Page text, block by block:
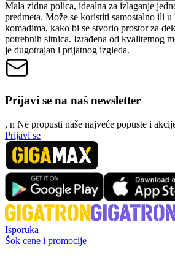
Mala zidna polica, idealna za izlaganje
predmeta. Može se koristiti samostalno ili
komadima, kako bi se stvorio prostor za
potrebnih sitnica. Izrađena od kvalitetnog
je dugotrajan i prijatnog izgleda.
Prijavi se na naš newsletter
, n Ne propusti naše najveće popuste i
Prijavi se
Isporuka
Šok cene i promocije